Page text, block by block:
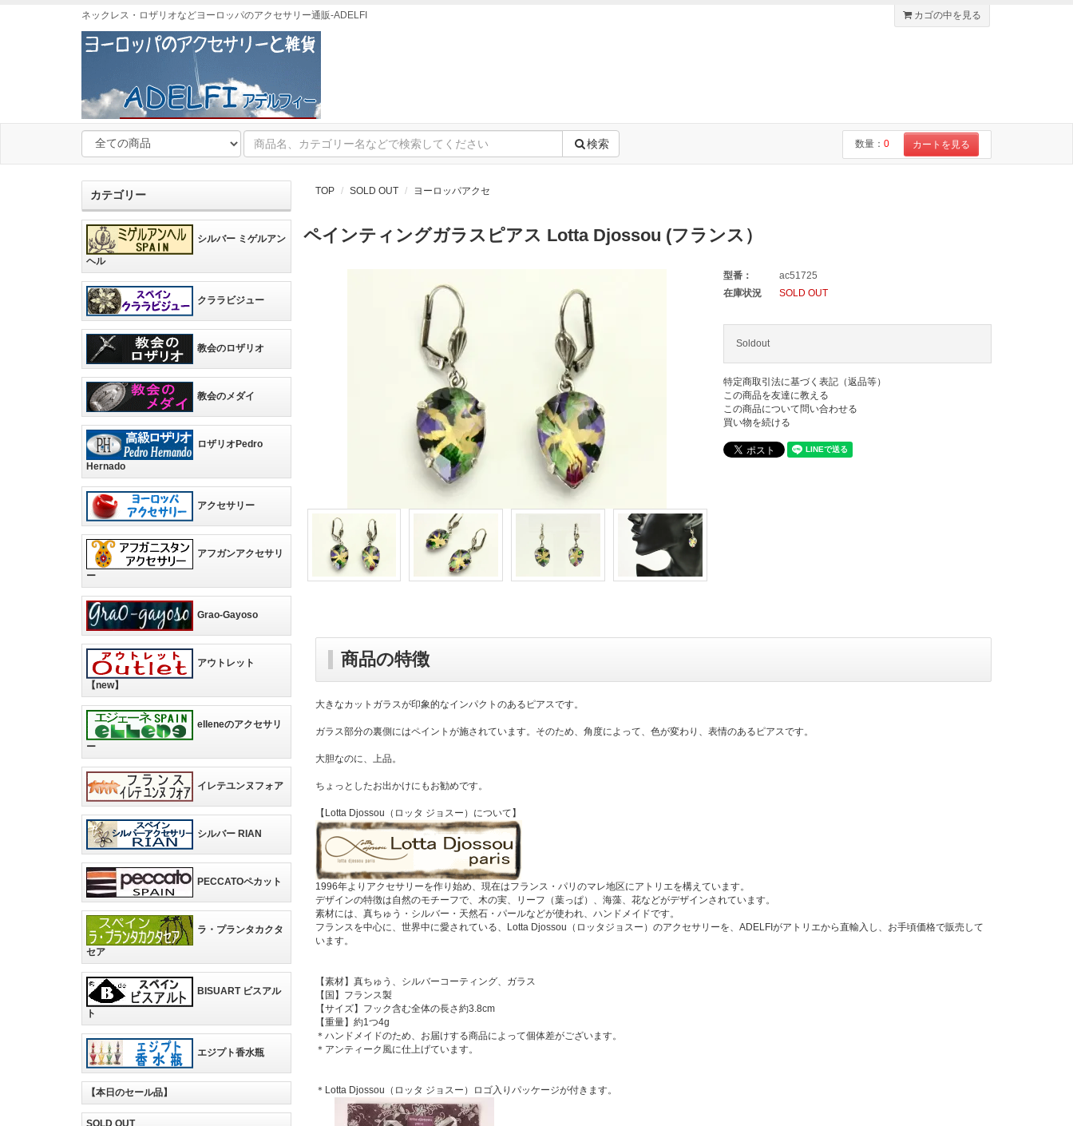
ネックレス・ロザリオなどヨーロッパのアクセサリー通販-ADELFI カゴの中を見る
検索 数量： 0 カートを見る
TOP SOLD OUT ヨーロッパアクセ
ペインティングガラスピアス Lotta Djossou (フランス）
型番：
ac51725
在庫状況
SOLD OUT
Soldout
特定商取引法に基づく表記（返品等）
この商品を友達に教える
この商品について問い合わせる
買い物を続ける
商品の特徴
大きなカットガラスが印象的なインパクトのあるピアスです。
ガラス部分の裏側にはペイントが施されています。そのため、角度によって、色が変わり、表情のあるピアスです。
大胆なのに、上品。
ちょっとしたお出かけにもお勧めです。
【Lotta Djossou（ロッタ ジョスー）について】
1996年よりアクセサリーを作り始め、現在はフランス・パリのマレ地区にアトリエを構えています。
デザインの特徴は自然のモチーフで、木の実、リーフ（葉っぱ）、海藻、花などがデザインされています。
素材には、真ちゅう・シルバー・天然石・パールなどが使われ、ハンドメイドです。
フランスを中心に、世界中に愛されている、Lotta Djossou（ロッタジョスー）のアクセサリーを、ADELFIがアトリエから直輸入し、お手頃価格で販売して
います。
【素材】真ちゅう、シルバーコーティング、ガラス
【国】フランス製
【サイズ】フック含む全体の長さ約3.8cm
【重量】約1つ4g
＊ハンドメイドのため、お届けする商品によって個体差がございます。
＊アンティーク風に仕上げています。
＊Lotta Djossou（ロッタ ジョスー）ロゴ入りパッケージが付きます。
カテゴリー
シルバー ミゲルアン
ヘル
クララビジュー
教会のロザリオ
教会のメダイ
ロザリオPedro
Hernado
アクセサリー
アフガンアクセサリ
ー
Grao-Gayoso
アウトレット
【new】
elleneのアクセサリ
ー
イレテユンヌフォア
シルバー RIAN
PECCATOペカット
ラ・プランタカクタ
セア
BISUART ビスアル
ト
エジプト香水瓶
【本日のセール品】
SOLD OUT